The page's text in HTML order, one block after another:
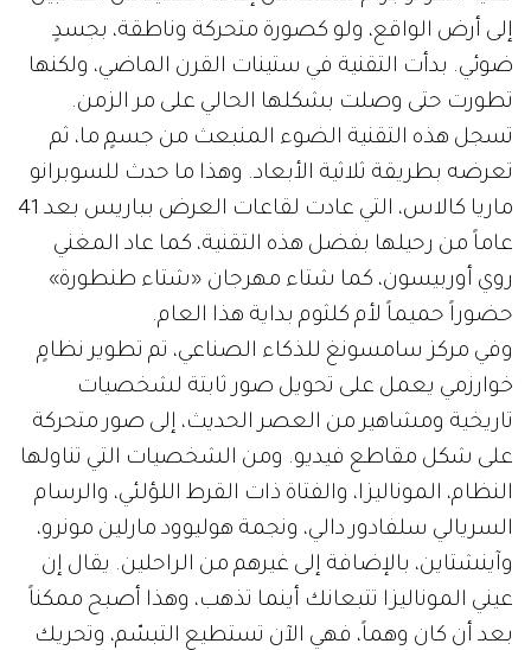
إلى أرض الواقع، ولو كصورة متحركة وناطقة، بجسدٍ
ضوئي. بدأت التقنية في ستينات القرن الماضي، ولكنها
تطورت حتى وصلت بشكلها الحالي على مر الزمن.
تسجل هذه التقنية الضوء المنبعث من جسمٍ ما، ثم
تعرضه بطريقة ثلاثية الأبعاد. وهذا ما حدث للسوبرانو
ماريا كالاس، التي عادت لقاعات العرض بباريس بعد 41
عاماً من رحيلها بفضل هذه التقنية، كما عاد المغني
روي أوربيسون، كما شتاء مهرجان «شتاء طنطورة»
حضوراً حميماً لأم كلثوم بداية هذا العام.
وفي مركز سامسونغ للذكاء الصناعي، تم تطوير نظامٍ
خوارزمي يعمل على تحويل صور ثابتة لشخصيات
تاريخية ومشاهير من العصر الحديث، إلى صور متحركة
على شكل مقاطع فيديو. ومن الشخصيات التي تناولها
النظام، الموناليزا، والفتاة ذات القرط اللؤلئي، والرسام
السريالي سلفادور دالي، ونجمة هوليوود مارلين مونرو،
وآينشتاين، بالإضافة إلى غيرهم من الراحلين. يقال إن
عيني الموناليزا تتبعانك أينما تذهب، وهذا أصبح ممكناً
بعد أن كان وهماً، فهي الآن تستطيع التبسّم، وتحريك